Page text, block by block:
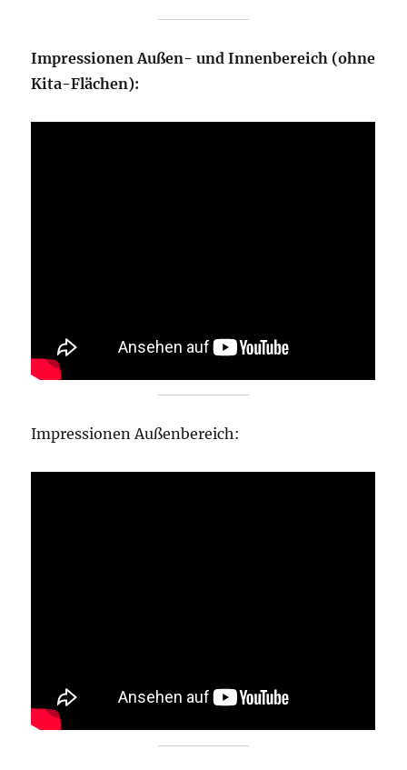
Impressionen Außen- und Innenbereich (ohne
Kita-Flächen):
Impressionen Außenbereich: